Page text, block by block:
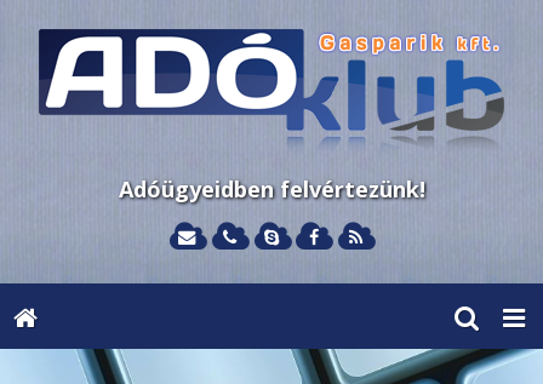
Adóügyeidben felvértezünk!